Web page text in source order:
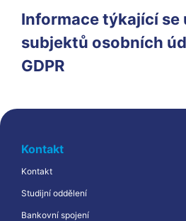
Informace týkající se
subjektů osobních
GDPR
Kontakt
Kontakt
Studijní oddělení
Bankovní spojení